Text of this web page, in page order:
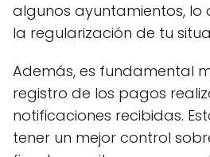
algunos ayuntamientos,
la regularización de tu
Además, es fundamental
registro de los pagos
notificaciones recibidas.
tener un mejor control